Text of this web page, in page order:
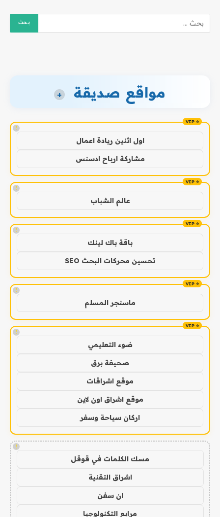
مواقع صديقة +
!
اول اثنين ريادة اعمال
مشاركة ارباح ادسنس
!
عالم الشباب
!
باقة باك لينك
تحسين محركات البحث SEO
!
ماسنجر المسلم
!
ضوء التعليمي
صحيفة برق
موقع اشراقات
موقع اشراق اون لاين
اركان سياحة وسفر
!
مسك الكلمات في قوقل
اشراق التقنية
ان سفن
مرابع التكنولوجيا